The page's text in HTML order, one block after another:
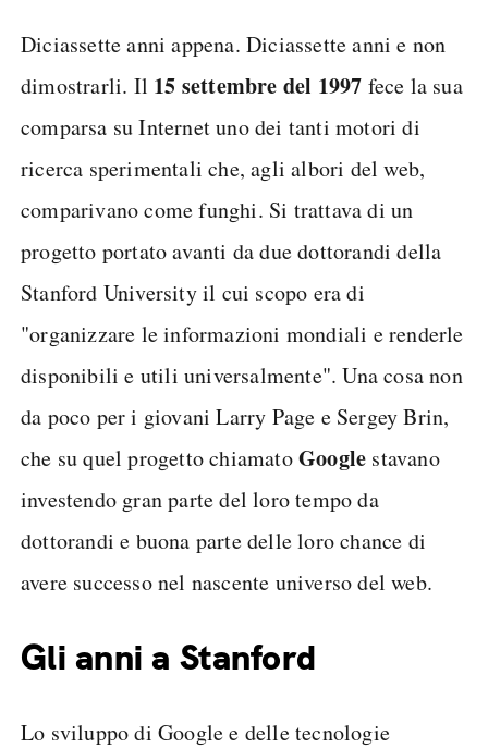
Diciassette anni appena. Diciassette anni e non
dimostrarli. Il 15 settembre del 1997 fece la sua
comparsa su Internet uno dei tanti motori di
ricerca sperimentali che, agli albori del web,
comparivano come funghi. Si trattava di un
progetto portato avanti da due dottorandi della
Stanford University il cui scopo era di
"organizzare le informazioni mondiali e renderle
disponibili e utili universalmente". Una cosa non
da poco per i giovani Larry Page e Sergey Brin,
che su quel progetto chiamatoGoogle stavano
investendo gran parte del loro tempo da
dottorandi e buona parte delle loro chance di
avere successo nel nascente universo del web.
Gli anni a Stanford
Lo sviluppo di Google e delle tecnologie